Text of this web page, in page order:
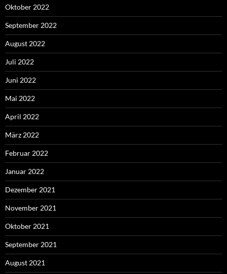
Oktober 2022
September 2022
August 2022
Juli 2022
Juni 2022
Mai 2022
April 2022
März 2022
Februar 2022
Januar 2022
Dezember 2021
November 2021
Oktober 2021
September 2021
August 2021